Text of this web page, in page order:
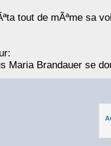
tout de mÃªme sa
Maria Brandauer se